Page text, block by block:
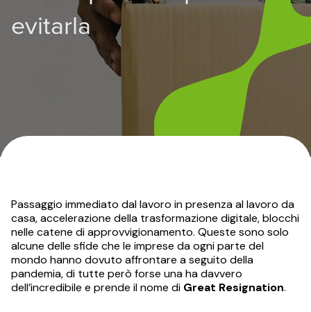
evitarla
Passaggio immediato dal lavoro in presenza al lavoro da
casa, accelerazione della trasformazione digitale, blocchi
nelle catene di approvvigionamento. Queste sono solo
alcune delle sfide che le imprese da ogni parte del
mondo hanno dovuto affrontare a seguito della
pandemia, di tutte però forse una ha davvero
dell’incredibile e prende il nome di Great Resignation.